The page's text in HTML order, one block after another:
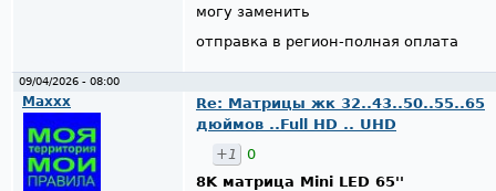
могу заменить
отправка в регион-полная оплата
09/04/2026 - 08:00
Maxxx
Re: Матрицы жк 32..43..50..55..65
дюймов ..Full HD .. UHD
+1
0
8K матрица Mini LED 65''